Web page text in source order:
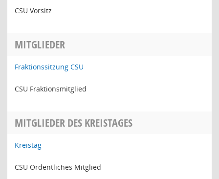
CSU Vorsitz
MITGLIEDER
Fraktionssitzung CSU
CSU Fraktionsmitglied
MITGLIEDER DES KREISTAGES
Kreistag
CSU Ordentliches Mitglied